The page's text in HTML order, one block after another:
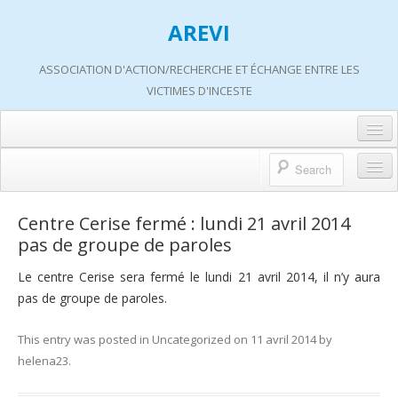
AREVI
ASSOCIATION D'ACTION/RECHERCHE ET ÉCHANGE ENTRE LES
VICTIMES D'INCESTE
A propos d’AREVI
Les groupes de paroles
S’informer
Adhérer
Nous soutenir
A propos d’AREVI
Qui sommes-nous ?
Historique de nos actions
Travaux AREVI
Centre Cerise fermé : lundi 21 avril 2014
pas de groupe de paroles
Le centre Cerise sera fermé le lundi 21 avril 2014, il n’y aura
pas de groupe de paroles.
This entry was posted in Uncategorized on 11 avril 2014by
helena23.